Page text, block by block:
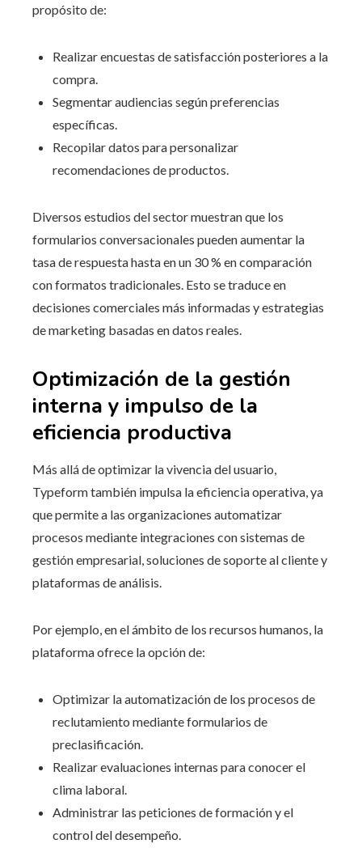
propósito de:
Realizar encuestas de satisfacción posteriores a la
compra.
Segmentar audiencias según preferencias
específicas.
Recopilar datos para personalizar
recomendaciones de productos.
Diversos estudios del sector muestran que los
formularios conversacionales pueden aumentar la
tasa de respuesta hasta en un 30 % en comparación
con formatos tradicionales. Esto se traduce en
decisiones comerciales más informadas y estrategias
de marketing basadas en datos reales.
Optimización de la gestión
interna y impulso de la
eficiencia productiva
Más allá de optimizar la vivencia del usuario,
Typeform también impulsa la eficiencia operativa, ya
que permite a las organizaciones automatizar
procesos mediante integraciones con sistemas de
gestión empresarial, soluciones de soporte al cliente y
plataformas de análisis.
Por ejemplo, en el ámbito de los recursos humanos, la
plataforma ofrece la opción de:
Optimizar la automatización de los procesos de
reclutamiento mediante formularios de
preclasificación.
Realizar evaluaciones internas para conocer el
clima laboral.
Administrar las peticiones de formación y el
control del desempeño.